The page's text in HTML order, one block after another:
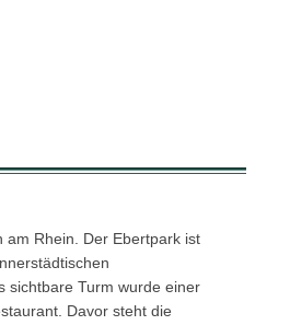
am Rhein. Der Ebertpark ist
sichtbare Turm wurde einer
Davor steht die